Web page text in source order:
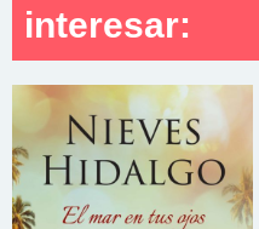
interesar: